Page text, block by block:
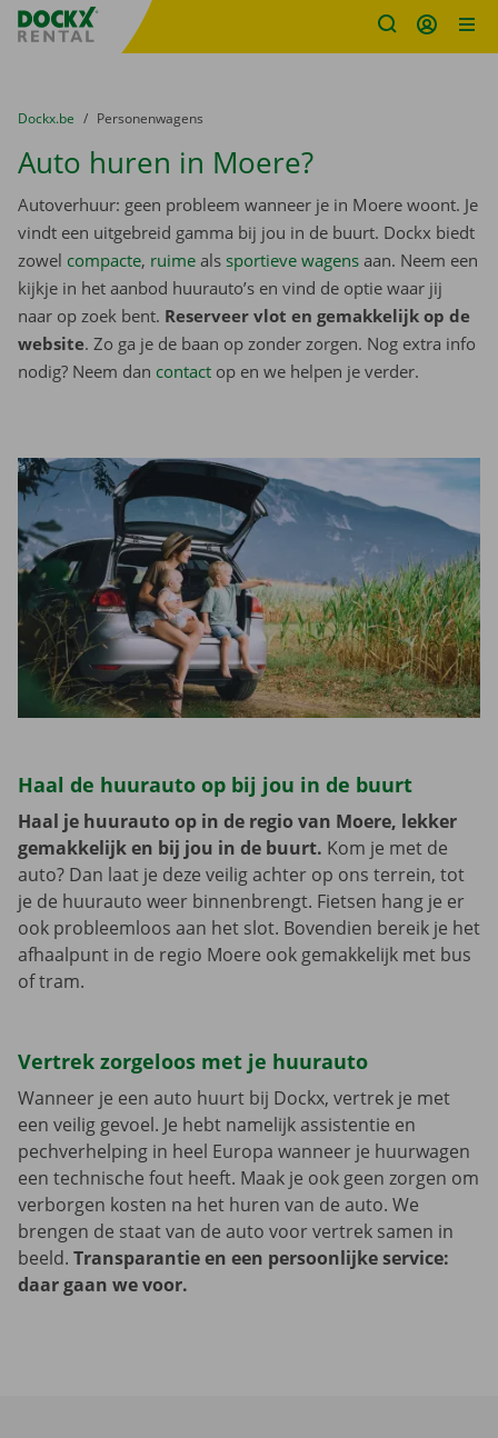
Fratello DEMO
U bevindt zich hier:
van
Dockx.be naar
Personenwagens
Auto huren in Moere?
Autoverhuur: geen probleem wanneer je in Moere woont. Je
vindt een uitgebreid gamma bij jou in de buurt. Dockx biedt
zowel compacte, ruime als sportieve wagens aan. Neem een
kijkje in het aanbod huurauto’s en vind de optie waar jij
naar op zoek bent. Reserveer vlot en gemakkelijk op de
website. Zo ga je de baan op zonder zorgen. Nog extra info
nodig? Neem dan contact op en we helpen je verder.
Haal de huurauto op bij jou in de buurt
Haal je huurauto op in de regio van Moere, lekker
gemakkelijk en bij jou in de buurt. Kom je met de
auto? Dan laat je deze veilig achter op ons terrein, tot
je de huurauto weer binnenbrengt. Fietsen hang je er
ook probleemloos aan het slot. Bovendien bereik je het
afhaalpunt in de regio Moere ook gemakkelijk met bus
of tram.
Vertrek zorgeloos met je huurauto
Wanneer je een auto huurt bij Dockx, vertrek je met
een veilig gevoel. Je hebt namelijk assistentie en
pechverhelping in heel Europa wanneer je huurwagen
een technische fout heeft. Maak je ook geen zorgen om
verborgen kosten na het huren van de auto. We
brengen de staat van de auto voor vertrek samen in
beeld. Transparantie en een persoonlijke service:
daar gaan we voor.